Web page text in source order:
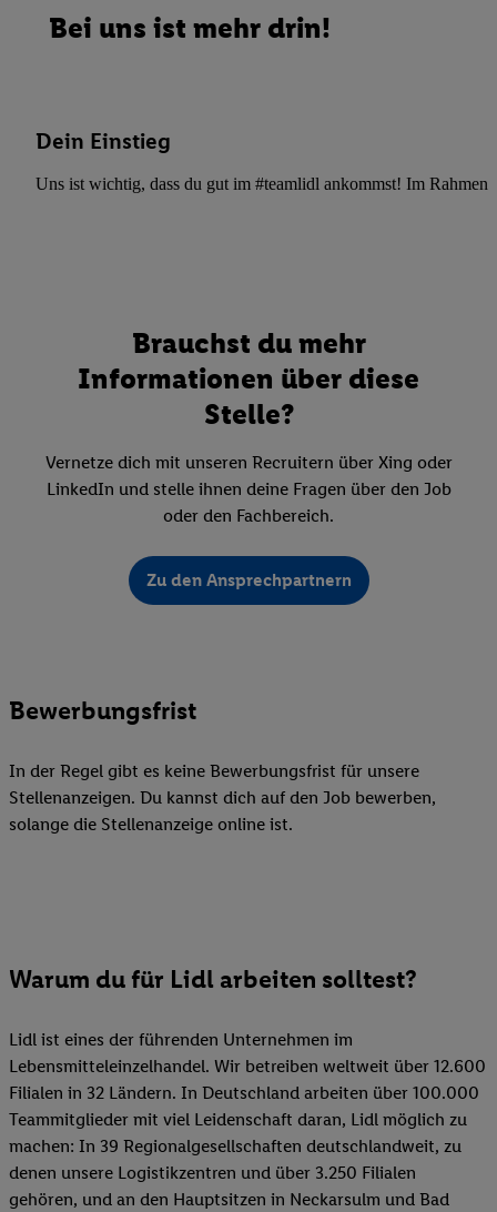
Bei uns ist mehr drin!
Dein Einstieg
Uns ist wichtig, dass du gut im #teamlidl ankommst! Im Rahmen
Brauchst du mehr
Informationen über diese
Stelle?
Vernetze dich mit unseren Recruitern über Xing oder
LinkedIn und stelle ihnen deine Fragen über den Job
oder den Fachbereich.
Zu den Ansprechpartnern
Bewerbungsfrist
In der Regel gibt es keine Bewerbungsfrist für unsere
Stellenanzeigen. Du kannst dich auf den Job bewerben,
solange die Stellenanzeige online ist.
Warum du für Lidl arbeiten solltest?
Lidl ist eines der führenden Unternehmen im
Lebensmitteleinzelhandel. Wir betreiben weltweit über 12.600
Filialen in 32 Ländern. In Deutschland arbeiten über 100.000
Teammitglieder mit viel Leidenschaft daran, Lidl möglich zu
machen: In 39 Regionalgesellschaften deutschlandweit, zu
denen unsere Logistikzentren und über 3.250 Filialen
gehören, und an den Hauptsitzen in Neckarsulm und Bad